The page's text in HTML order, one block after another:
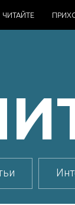
ЧИТАЙТЕ